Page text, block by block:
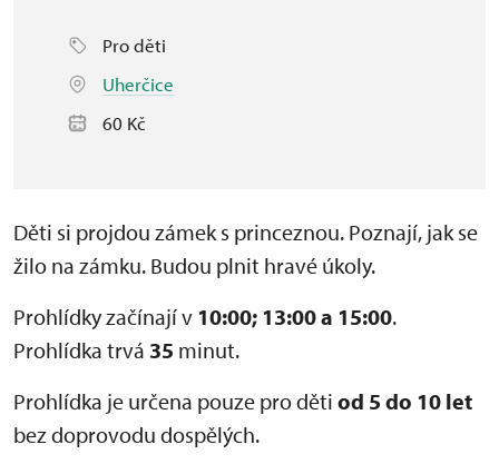
Pro děti
Uherčice
60 Kč
Děti si projdou zámek s princeznou. Poznají, jak se
žilo na zámku. Budou plnit hravé úkoly.
Prohlídky začínají v 10:00; 13:00 a 15:00.
Prohlídka trvá 35 minut.
Prohlídka je určena pouze pro děti od 5 do 10 let
bez doprovodu dospělých.